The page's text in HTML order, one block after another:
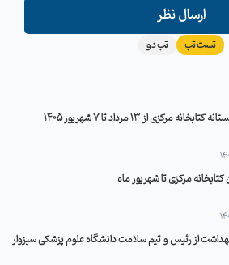
ارسال نظر
تست تب تب دو
مرکزی از 13 مرداد تا 7 شهریور 1405
مرکزی تا شهریور ماه
از رئیس و تیم سلامت دانشگاه علوم پزشکی سبزوار